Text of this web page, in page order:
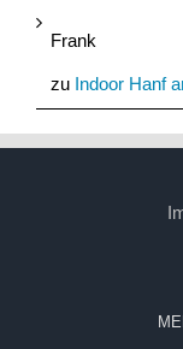
Frank
zu Indoor Hanf